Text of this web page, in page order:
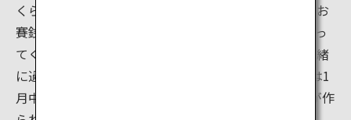
くらに入ったら、まずは水神様が祭られている祭壇にお
賽銭をあげましょう。子供たちが甘酒や焼餅をふるまっ
てくれますよ。火鉢にあたりながら、子どもたちと一緒
に過ごす時間は昔話の1ページのよう。「かまくら」は1
月中旬から作りはじめます。2月上旬には、かまくらが作